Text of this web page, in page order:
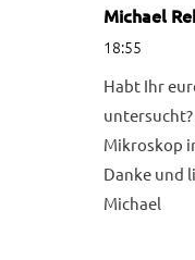
Michael
18:55
Habt Ihr
Mikroskop
Danke und
Michael